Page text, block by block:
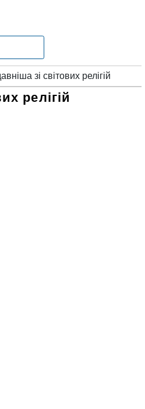
зі світових релігій
релігій